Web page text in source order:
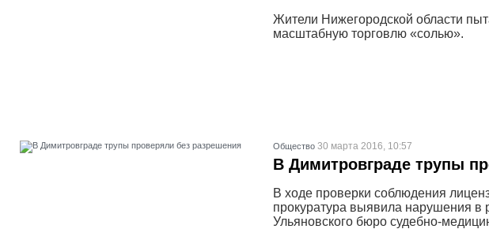
Жители Нижегородской области
масштабную торговлю «солью».
Общество 30 марта 2016, 10:57
В Димитровграде трупы
В ходе проверки соблюдения
прокуратура выявила нарушения в
Ульяновского бюро судебно-